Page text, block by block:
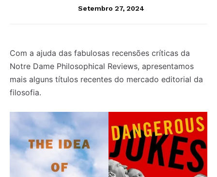
Setembro 27, 2024
Com a ajuda das fabulosas recensões críticas da
Notre Dame Philosophical Reviews, apresentamos
mais alguns títulos recentes do mercado editorial da
filosofia.